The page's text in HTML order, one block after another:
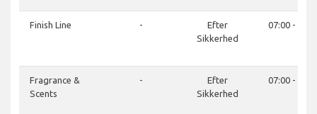
Finish Line -
Efter
Sikkerhed
07:00 -
Fragrance &
Scents
-
Efter
Sikkerhed
07:00 -